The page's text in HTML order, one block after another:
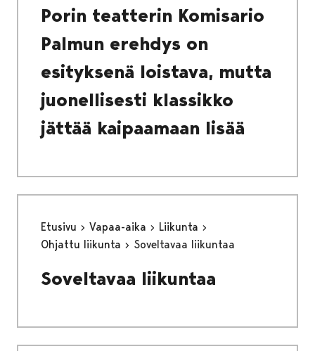
Porin teatterin Komisario
Palmun erehdys on
esityksenä loistava, mutta
juonellisesti klassikko
jättää kaipaamaan lisää
Etusivu Vapaa-aika
Liikunta
Ohjattu liikunta
Soveltavaa liikuntaa
Soveltavaa liikuntaa